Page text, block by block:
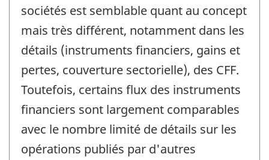
sociétés est semblable quant au concept
mais très différent, notamment dans les
détails (instruments financiers, gains et
pertes, couverture sectorielle), des CFF.
Toutefois, certains flux des instruments
financiers sont largement comparables
avec le nombre limité de détails sur les
opérations publiés par d'autres